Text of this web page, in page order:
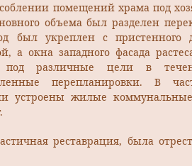
помещений храма под
объема был разделен
был укреплен с пристенного
а окна западного фасада
под различные цели в
перепланировки. В
устроены жилые
реставрация, была